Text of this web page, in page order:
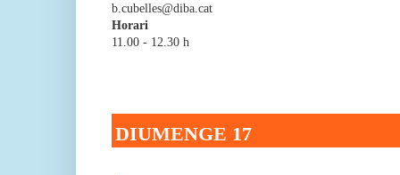
b.cubelles@diba.cat
Horari
11.00 - 12.30 h
DIUMENGE 17